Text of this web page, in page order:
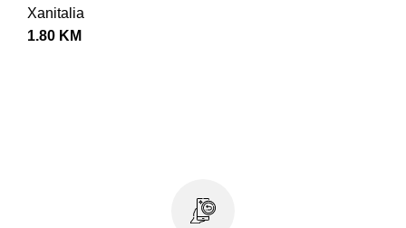
Xanitalia
1.80 KM